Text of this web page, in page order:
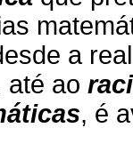
a
até ao
, é